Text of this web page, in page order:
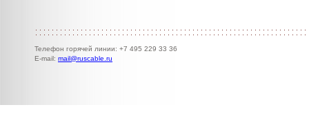
Телефон горячей линии: +7 495 229 33 36
E-mail: mail@ruscable.ru